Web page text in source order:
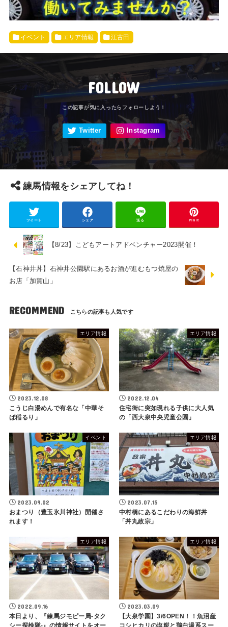
イベント エリア情報 江古田
FOLLOW
練馬情報をシェアしてね！
ツイート シェア 送る Pin it
【8/23】こどもアートアドベンチャー2023開催！
【石神井丼】石神井公園駅にあるお酒が進むもつ焼屋の
お店「加賀山」
RECOMMEND
エリア情報
2023.12.08
こうじ白湯めんで有名な「中華そ
ば稲るり」
エリア情報
2022.12.04
住宅街に突如現れる子供に大人気
の「西大泉中央児童公園」
イベント
2023.09.02
おまつり（豊玉氷川神社）開催さ
れます！
エリア情報
2023.07.15
中村橋にあるこだわりの海鮮丼
「丼丸政宗」
エリア情報
2022.09.16
本日より、『練馬ジモピー局-タク
シー探検隊-』の情報サイトをオー
エリア情報
2023.03.09
【大泉学園】3/6OPEN！！魚沼産
コシヒカリの塩糀と鶏白湯系スー